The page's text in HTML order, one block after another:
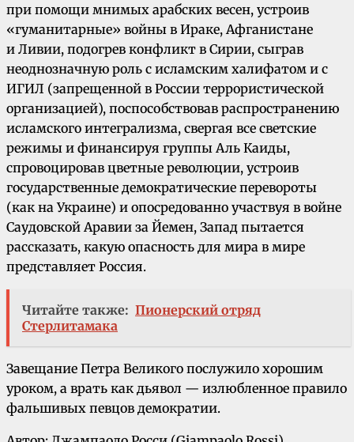
при помощи мнимых арабских весен, устроив
«гуманитарные» войны в Ираке, Афганистане
и Ливии, подогрев конфликт в Сирии, сыграв
неоднозначную роль с исламским халифатом и с
ИГИЛ (запрещенной в России террористической
организацией), поспособствовав распространению
исламского интегрализма, свергая все светские
режимы и финансируя группы Аль Каиды,
спровоцировав цветные революции, устроив
государственные демократические перевороты
(как на Украине) и опосредованно участвуя в войне
Саудовской Аравии за Йемен, Запад пытается
рассказать, какую опасность для мира в мире
представляет Россия.
Читайте также: Пионерский отряд
Стерлитамака
Завещание Петра Великого послужило хорошим
уроком, а врать как дьявол — излюбленное правило
фальшивых певцов демократии.